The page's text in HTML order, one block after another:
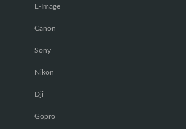
E-Image
Canon
Sony
Nikon
Dji
Gopro